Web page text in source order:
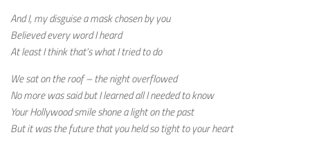
And I, my disguise a mask chosen by you
Believed every word I heard
At least I think that’s what I tried to do
We sat on the roof – the night overflowed
No more was said but I learned all I needed to know
Your Hollywood smile shone a light on the past
But it was the future that you held so tight to your heart